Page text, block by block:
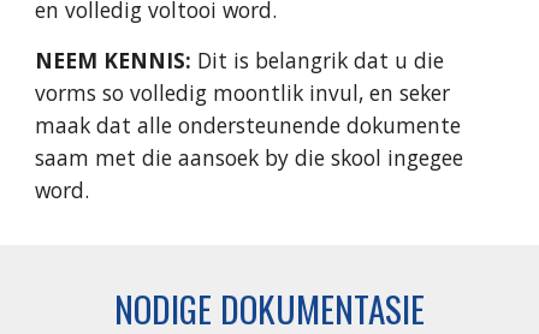
en volledig voltooi word.
NEEM KENNIS: Dit is belangrik dat u die
vorms so volledig moontlik invul, en seker
maak dat alle ondersteunende dokumente
saam met die aansoek by die skool ingegee
word.
NODIGE DOKUMENTASIE